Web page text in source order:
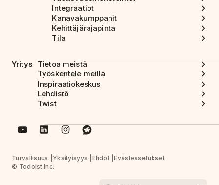
Integraatiot
Kanavakumppanit
Kehittäjärajapinta
Tila
Yritys
Tietoa meistä
Työskentele meillä
Inspiraatiokeskus
Lehdistö
Twist
Turvallisuus Yksityisyys Ehdot
Evästeasetukset
© Todoist Inc.